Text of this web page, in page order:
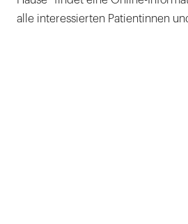
alle interessierten Patientinnen